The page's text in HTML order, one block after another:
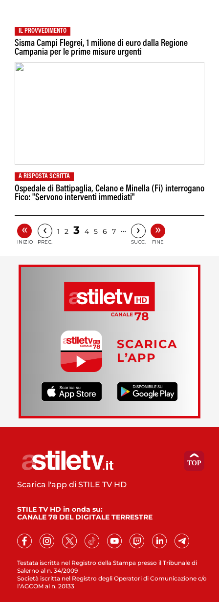
IL PROVVEDIMENTO
Sisma Campi Flegrei, 1 milione di euro dalla Regione
Campania per le prime misure urgenti
A RISPOSTA SCRITTA
Ospedale di Battipaglia, Celano e Minella (Fi) interrogano
Fico: "Servono interventi immediati"
«
INIZIO
‹
PREC.
1 2 3 4 5 6 7 … ›
SUCC.
»
FINE
SCARICA
L’APP
Testata iscritta nel Registro della Stampa presso il Tribunale di
Salerno al n. 34/2009
Società iscritta nel Registro degli Operatori di Comunicazione c/o
l’AGCOM al n. 20133
Scarica l'app di STILE TV HD
STILE TV HD in onda su:
CANALE 78 DEL DIGITALE TERRESTRE